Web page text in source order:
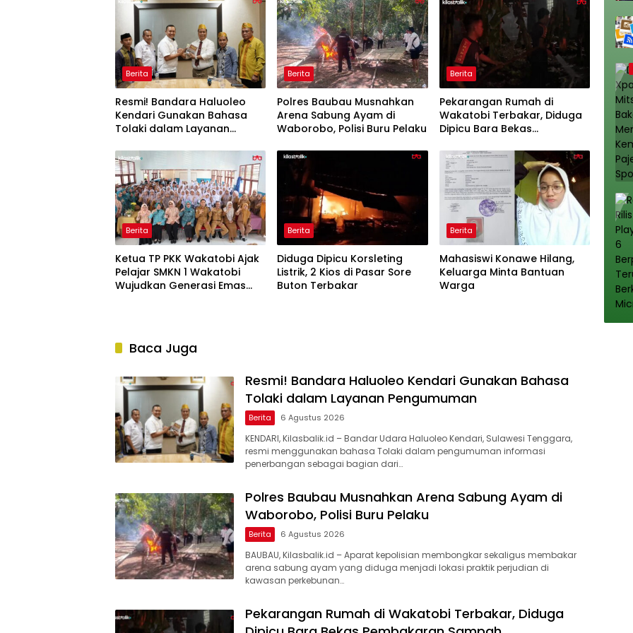
Berita
Resmi! Bandara Haluoleo
Kendari Gunakan Bahasa
Tolaki dalam Layanan
Berita
Polres Baubau Musnahkan
Arena Sabung Ayam di
Waborobo, Polisi Buru Pelaku
Berita
Pekarangan Rumah di
Wakatobi Terbakar, Diduga
Dipicu Bara Bekas
Berita
Ketua TP PKK Wakatobi Ajak
Pelajar SMKN 1 Wakatobi
Wujudkan Generasi Emas
Berita
Diduga Dipicu Korsleting
Listrik, 2 Kios di Pasar Sore
Buton Terbakar
Berita
Mahasiswi Konawe Hilang,
Keluarga Minta Bantuan
Warga
Baca Juga
Resmi! Bandara Haluoleo Kendari Gunakan Bahasa
Tolaki dalam Layanan Pengumuman
Berita 6 Agustus 2026
KENDARI, Kilasbalik.id – Bandar Udara Haluoleo Kendari, Sulawesi Tenggara,
resmi menggunakan bahasa Tolaki dalam pengumuman informasi
penerbangan sebagai bagian dari…
Polres Baubau Musnahkan Arena Sabung Ayam di
Waborobo, Polisi Buru Pelaku
Berita 6 Agustus 2026
BAUBAU, Kilasbalik.id – Aparat kepolisian membongkar sekaligus membakar
arena sabung ayam yang diduga menjadi lokasi praktik perjudian di
kawasan perkebunan…
Pekarangan Rumah di Wakatobi Terbakar, Diduga